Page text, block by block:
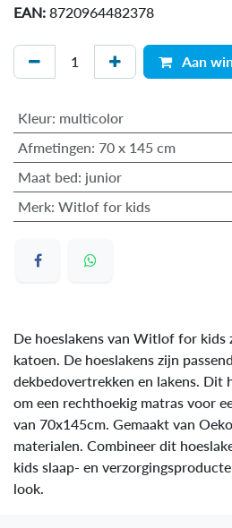
EAN: 8720964482378
Aan
Kleur: multicolor
Afmetingen: 70 x 145 cm
Maat bed: junior
Merk: Witlof for kids
De hoeslakens van Witlof for kids
katoen. De hoeslakens zijn
dekbedovertrekken en lakens. Dit
om een rechthoekig matras voor
van 70x145cm. Gemaakt van
materialen. Combineer dit
kids slaap- en
look.